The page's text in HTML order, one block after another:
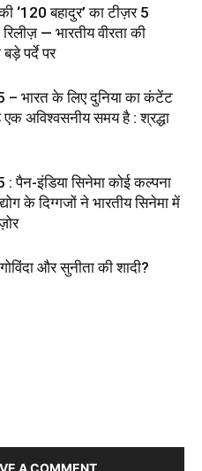
‘120 बहादुर’ का टीज़र 5
— भारतीय वीरता की
पर्दे पर
भारत के लिए दुनिया का कंटेंट
अविश्वसनीय समय है : श्रद्धा
पैन-इंडिया सिनेमा कोई कल्पना
के दिग्गजों ने भारतीय सिनेमा में
और सुनीता की शादी?